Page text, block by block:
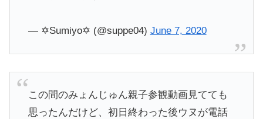
— ✡️Sumiyo✡️ (@suppe04) June 7, 2020
この間のみょんじゅん親子参観動画見てても
思ったんだけど、初日終わった後ウヌが電話